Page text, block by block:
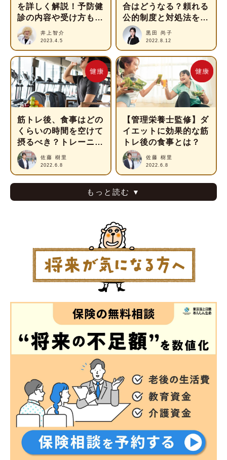
を詳しく解説！予防健
診の内容や受け方も紹
介
井上智介
2023.4.5
合はどうなる？頼れる
公的制度と対処法を解
説
黒田 尚子
2022.8.12
筋トレ後、食事はどの
くらいの時間を空けて
摂るべき？トレーニン
グ効果を上げる栄養素
やタイミングを解説
佐藤 樹里
2022.6.8
【管理栄養士監修】ダ
イエットに効果的な筋
トレ後の食事とは？
佐藤 樹里
2022.6.8